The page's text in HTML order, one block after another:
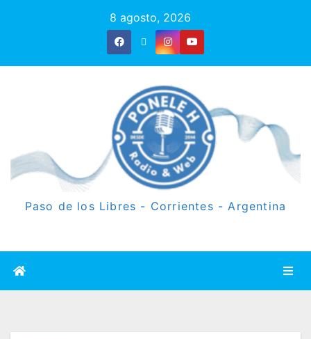
8 agosto, 2026
Paso de los Libres - Corrientes - Argentina